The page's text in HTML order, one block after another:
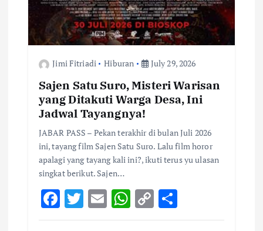
Jimi Fitriadi Hiburan July 29, 2026
Sajen Satu Suro, Misteri Warisan
yang Ditakuti Warga Desa, Ini
Jadwal Tayangnya!
JABAR PASS – Pekan terakhir di bulan Juli 2026
ini, tayang film Sajen Satu Suro. Lalu film horor
apalagi yang tayang kali ini?, ikuti terus yu ulasan
singkat berikut. Sajen…
F
ac
T
w
E
m
W
h
C
o
S
h